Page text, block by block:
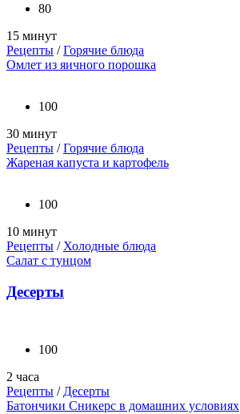
80
15 минут
Рецепты /Горячие блюда
Омлет из яичного порошка
100
30 минут
Рецепты /Горячие блюда
Жареная капуста и картофель
100
10 минут
Рецепты / Холодные блюда
Салат с тунцом
Десерты
100
2 часа
Рецепты /Десерты
Батончики Сникерс в домашних условиях